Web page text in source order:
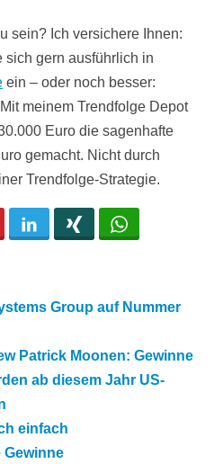
sein? Ich versichere Ihnen:
sich gern ausführlich in
ein – oder noch besser:
meinem Trendfolge Depot
Euro die sagenhafte
gemacht. Nicht durch
Trendfolge-Strategie.
Pinterest LinkedIn
Group auf Nummer
Patrick Moonen: Gewinne
ab diesem Jahr US-
einfach
Gewinne